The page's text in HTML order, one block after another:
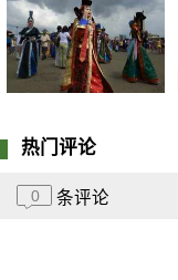
热门评论
0 条评论